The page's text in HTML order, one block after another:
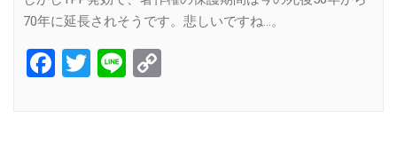
70年に延長されそうです。悲しいですね…。
Facebook
Twitter
Line